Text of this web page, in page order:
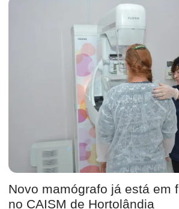
Novo mamógrafo já está em
no CAISM de Hortolândia